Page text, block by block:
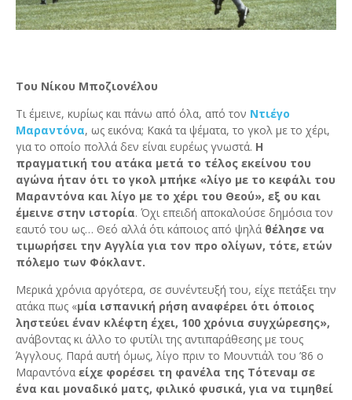
Του Νίκου Μποζιονέλου
Τι έμεινε, κυρίως και πάνω από όλα, από τον Ντιέγο
Μαραντόνα, ως εικόνα; Κακά τα ψέματα, το γκολ με το χέρι,
για το οποίο πολλά δεν είναι ευρέως γνωστά. Η
πραγματική του ατάκα μετά το τέλος εκείνου του
αγώνα ήταν ότι το γκολ μπήκε «λίγο με το κεφάλι του
Μαραντόνα και λίγο με το χέρι του Θεού», εξ ου και
έμεινε στην ιστορία. Όχι επειδή αποκαλούσε δημόσια τον
εαυτό του ως… Θεό αλλά ότι κάποιος από ψηλά θέλησε να
τιμωρήσει την Αγγλία για τον προ ολίγων, τότε, ετών
πόλεμο των Φόκλαντ.
Μερικά χρόνια αργότερα, σε συνέντευξή του, είχε πετάξει την
ατάκα πως «μία ισπανική ρήση αναφέρει ότι όποιος
ληστεύει έναν κλέφτη έχει, 100 χρόνια συγχώρεσης»,
ανάβοντας κι άλλο το φυτίλι της αντιπαράθεσης με τους
Άγγλους. Παρά αυτή όμως, λίγο πριν το Μουντιάλ του ’86 ο
Μαραντόνα είχε φορέσει τη φανέλα της Τότεναμ σε
ένα και μοναδικό ματς, φιλικό φυσικά, για να τιμηθεί